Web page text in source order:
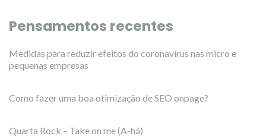
Pensamentos recentes
Medidas para reduzir efeitos do coronavírus nas micro e
pequenas empresas
Como fazer uma boa otimização de SEO onpage?
Quarta Rock – Take on me (A-há)